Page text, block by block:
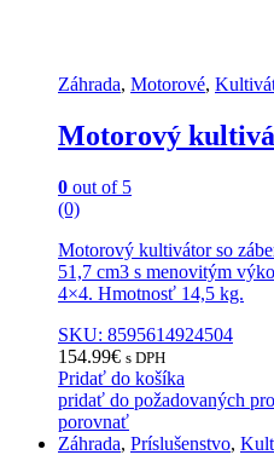
Záhrada, Motorové,
Motorový
0 out of 5
(0)
Motorový kultivátor so
51,7 cm3 s menovitým
4×4. Hmotnosť 14,5 kg.
SKU: 8595614924504
154.99€ s DPH
Pridať do košíka
pridať do požadovaných
porovnať
Záhrada, Príslušenstvo,